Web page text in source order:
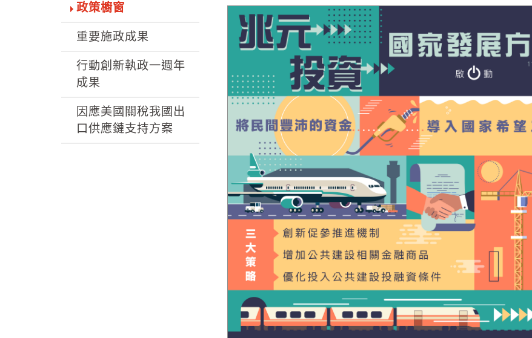
政策櫥窗
重要施政成果
行動創新執政一週年
成果
因應美國關稅我國出
口供應鏈支持方案